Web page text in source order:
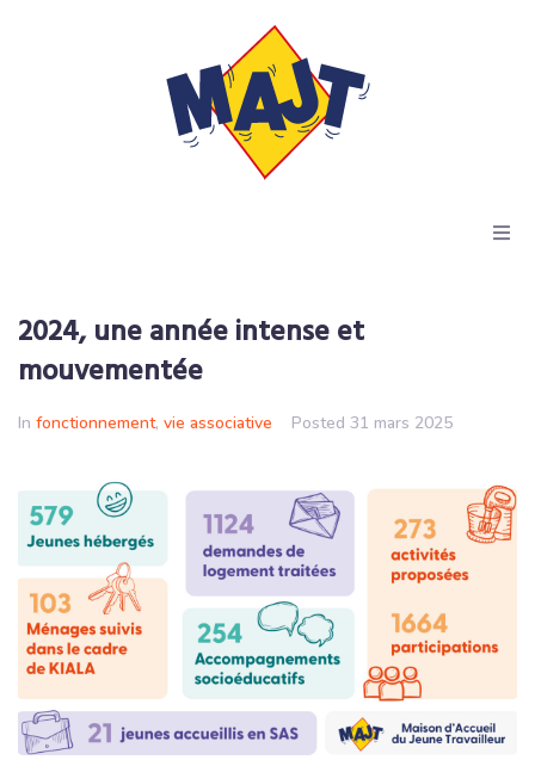
Actus
Résidences
Dispositif Kiala
Association
Contact
Je suis résident
Demande de logement
2024, une année intense et
mouvementée
In fonctionnement, vie associative Posted 31 mars 2025